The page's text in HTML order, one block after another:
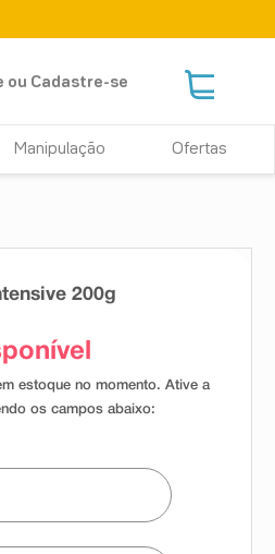
ou Cadastre-se
Manipulação Ofertas
200g